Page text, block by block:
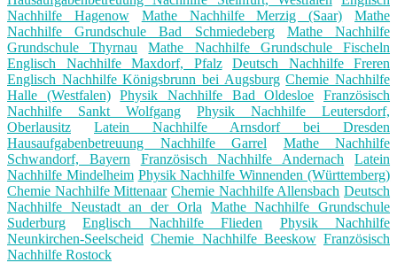
Nachhilfe Hagenow
Mathe Nachhilfe Merzig (Saar)
Mathe
Nachhilfe Grundschule Bad Schmiedeberg
Mathe Nachhilfe
Grundschule Thyrnau
Mathe Nachhilfe Grundschule Fischeln
Englisch Nachhilfe Maxdorf, Pfalz
Deutsch Nachhilfe Freren
Englisch Nachhilfe Königsbrunn bei Augsburg Chemie Nachhilfe
Halle (Westfalen)
Physik Nachhilfe Bad Oldesloe
Französisch
Nachhilfe Sankt Wolfgang
Physik Nachhilfe Leutersdorf,
Oberlausitz
Latein Nachhilfe Arnsdorf bei Dresden
Hausaufgabenbetreuung Nachhilfe Garrel
Mathe Nachhilfe
Schwandorf, Bayern
Französisch Nachhilfe Andernach
Latein
Nachhilfe Mindelheim Physik Nachhilfe Winnenden (Württemberg)
Chemie Nachhilfe Mittenaar Chemie Nachhilfe Allensbach Deutsch
Nachhilfe Neustadt an der Orla
Mathe Nachhilfe Grundschule
Suderburg
Englisch Nachhilfe Flieden
Physik Nachhilfe
Neunkirchen-Seelscheid Chemie Nachhilfe Beeskow Französisch
Nachhilfe Rostock